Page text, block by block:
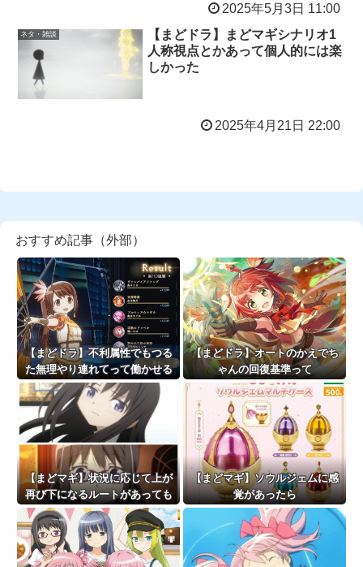
2025年5月3日 11:00
ネタ・雑談
【まどドラ】まどマギシナリオ1
人称視点とかあって個人的には楽
しかった
2025年4月21日 22:00
おすすめ記事（外部）
【まどドラ】不利属性でもつる
た無理やり連れてって働かせる
戦法は有効【タワー110階】
【まどドラ】オートのかえでち
ゃんの回復基準って
【まどマギ】状況に応じて上が
再び下になるルートがあっても
いいと俺は思う
【まどマギ】ソウルジェムに感
覚があったら